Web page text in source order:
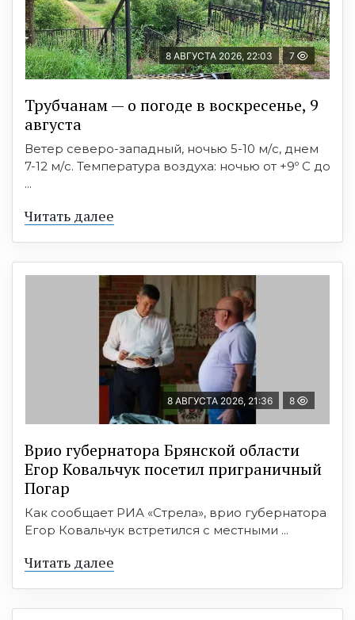
8 АВГУСТА 2026, 22:03 7
Трубчанам — о погоде в воскресенье, 9
августа
Ветер северо-западный, ночью 5-10 м/с, днем
7-12 м/с. Температура воздуха: ночью от +9º C до
...
Читать далее
8 АВГУСТА 2026, 21:36 8
Врио губернатора Брянской области
Егор Ковальчук посетил приграничный
Погар
Как сообщает РИА «Стрела», врио губернатора
Егор Ковальчук встретился с местными ...
Читать далее